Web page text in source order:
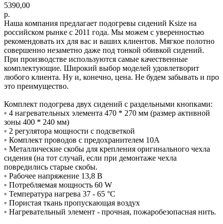
5390,00
р.
Наша компания предлагает подогревы сидений Ksize на
российском рынке с 2011 года. Мы можем с уверенностью
рекомендовать их для вас и ваших клиентов. Мягкое полотно
совершенно незаметно даже под тонкой обивкой сидений.
При производстве используются самые качественные
комплектующие. Широкий выбор моделей удовлетворит
любого клиента. Ну и, конечно, цена. Не будем забывать и про
это преимущество.
Комплект подогрева двух сидений с раздельными кнопками:
◦ 4 нагревательных элемента 470 * 270 мм (размер активной
зоны 400 * 240 мм)
◦ 2 регулятора мощности с подсветкой
◦ Комплект проводов с предохранителем 10А
◦ Металлические скобы для крепления оригинального чехла
сидения (на тот случай, если при демонтаже чехла
повредились старые скобы.
◦ Рабочее напряжение 13,8 В
◦ Потребляемая мощность 60 W
◦ Температура нагрева 37 - 65 °С
◦ Пористая ткань пропускающая воздух
◦ Нагревательный элемент - прочная, пожаробезопасная нить.